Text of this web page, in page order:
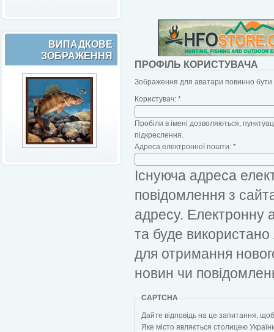
ВИПАДКОВЕ
ЗОБРАЖЕННЯ
ПРОФІЛЬ КОРИСТУВАЧА
Зображення для аватари повинно бути
Користувач: *
Пробіли в імені дозволяються,
підкреслення.
Адреса електронної пошти: *
Існуюча адреса
повідомлення з
адресу. Електронну
та буде
для отримання
новин чи
CAPTCHA
Дайте відповідь на це запитання,
Яке місто являється столицею